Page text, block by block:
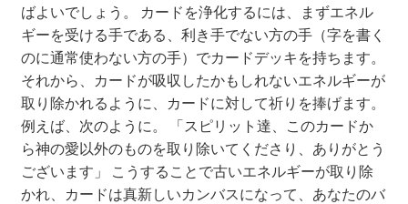
ばよいでしょう。 カードを浄化するには、まずエネル
ギーを受ける手である、利き手でない方の手（字を書く
のに通常使わない方の手）でカードデッキを持ちます。
それから、カードが吸収したかもしれないエネルギーが
取り除かれるように、カードに対して祈りを捧げます。
例えば、次のように。 「スピリット達、このカードか
ら神の愛以外のものを取り除いてくださり、ありがとう
ございます」 こうすることで古いエネルギーが取り除
かれ、カードは真新しいカンバスになって、あなたのバ